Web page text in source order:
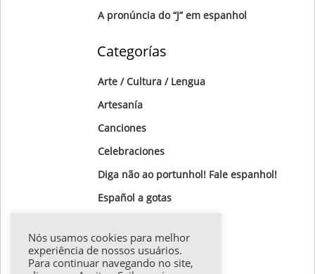
A pronúncia do “J” em espanhol
Categorías
Arte / Cultura / Lengua
Artesanía
Canciones
Celebraciones
Diga não ao portunhol! Fale espanhol!
Español a gotas‏
Gotas Gramaticales
Lugares para visitar
Nós usamos cookies para melhor
experiência de nossos usuários.
Para continuar navegando no site,